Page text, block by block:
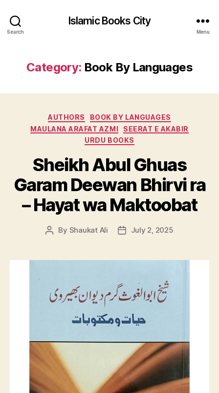
Search
Islamic Books City
Menu
Category: Book By Languages
Categories
AUTHORS
BOOK BY LANGUAGES
MAULANA ARAFAT AZMI
SEERAT E AKABIR
URDU BOOKS
Sheikh Abul Ghuas
Garam Deewan Bhirvi ra
– Hayat wa Maktoobat
Post
By Shaukat Ali
PostJuly 2, 2025